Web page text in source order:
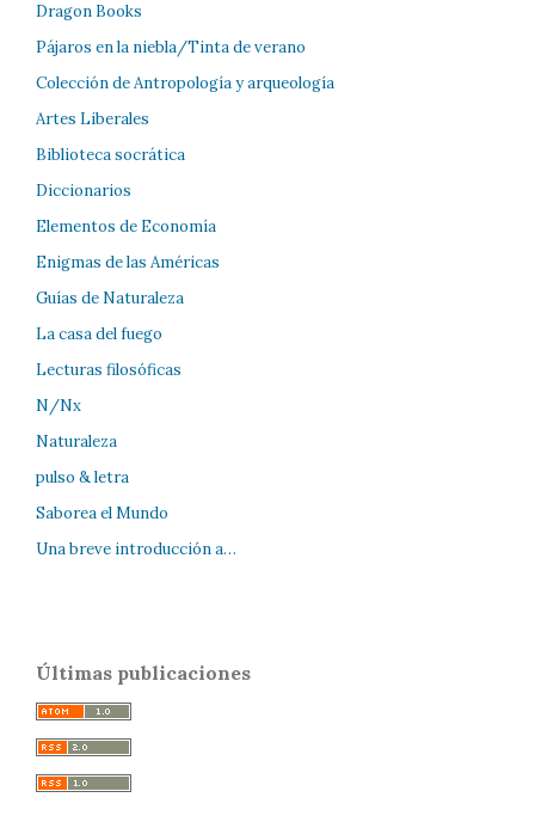
Dragon Books
Pájaros en la niebla/Tinta de verano
Colección de Antropología y arqueología
Artes Liberales
Biblioteca socrática
Diccionarios
Elementos de Economía
Enigmas de las Américas
Guías de Naturaleza
La casa del fuego
Lecturas filosóficas
N/Nx
Naturaleza
pulso & letra
Saborea el Mundo
Una breve introducción a…
Últimas publicaciones